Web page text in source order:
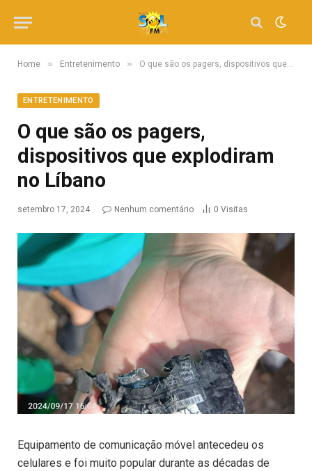
Home » Entretenimento » O que são os pagers, dispositivos que explodiram no Líbano
ENTRETENIMENTO
O que são os pagers,
dispositivos que explodiram
no Líbano
setembro 17, 2024 Nenhum comentário 0 Visitas
Equipamento de comunicação móvel antecedeu os
celulares e foi muito popular durante as décadas de